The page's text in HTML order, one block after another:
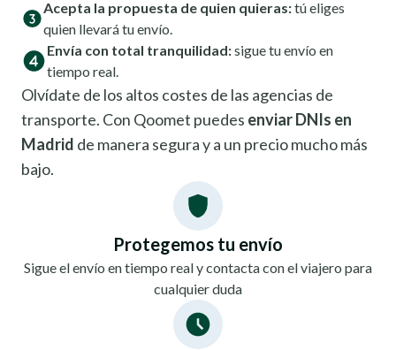
Acepta la propuesta de quien quieras:tú eliges
quien llevará tu envío.
Envía con total tranquilidad:sigue tu envío en
tiempo real.
Olvídate de los altos costes de las agencias de
transporte. Con Qoomet puedes enviar DNIs en
Madrid de manera segura y a un precio mucho más
bajo.
Protegemos tu envío
Sigue el envío en tiempo real y contacta con el viajero para
cualquier duda